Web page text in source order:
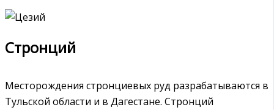
Стронций
Месторождения стронциевых руд разрабатываются в
Тульской области и в Дагестане. Стронций